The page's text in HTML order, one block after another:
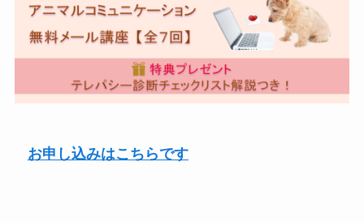
お申し込みはこちらです